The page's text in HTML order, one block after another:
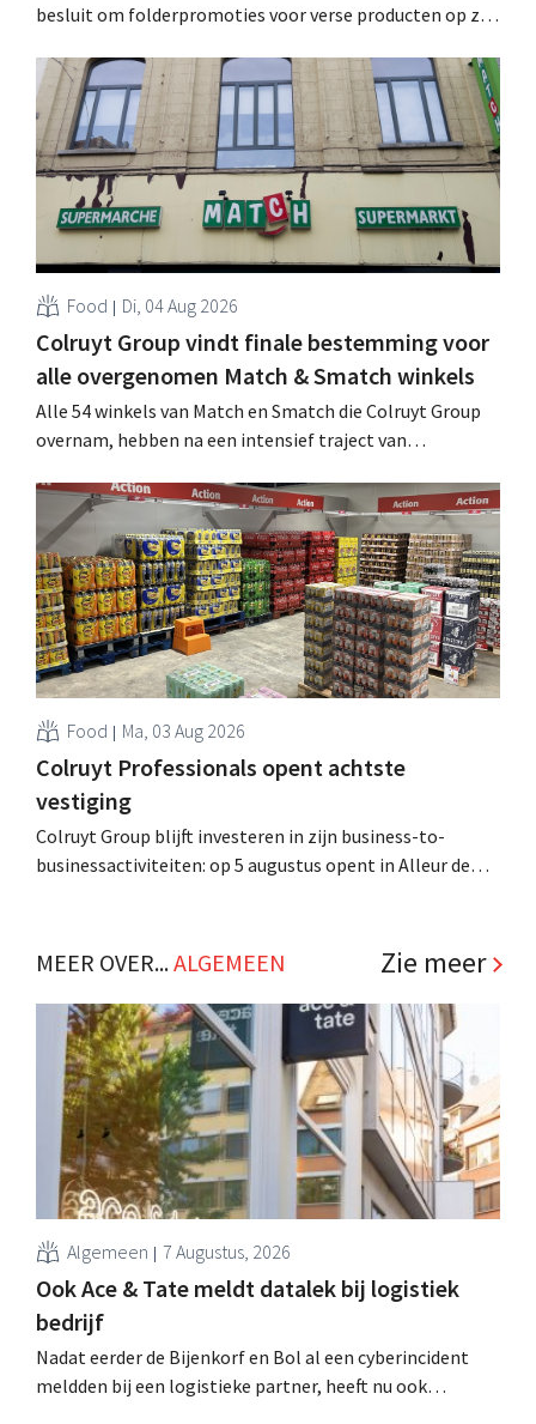
besluit om folderpromoties voor verse producten op zijn
werking treden: "Onze klanten willen goed
geïnformeerd worden." .
Food Di, 04 Aug 2026
Colruyt Group vindt finale bestemming voor
alle overgenomen Match & Smatch winkels
Alle 54 winkels van Match en Smatch die Colruyt Group
overnam, hebben na een intensief traject van
Al is die bestemming voor sommige panden een sluiting.
Food Ma, 03 Aug 2026
Colruyt Professionals opent achtste
vestiging
Colruyt Group blijft investeren in zijn business-to-
businessactiviteiten: op 5 augustus opent in Alleur de
klanten. .
MEER OVER...ALGEMEEN Zie meer
Algemeen 7 Augustus, 2026
Ook Ace & Tate meldt datalek bij logistiek
bedrijf
Nadat eerder de Bijenkorf en Bol al een cyberincident
meldden bij een logistieke partner, heeft nu ook